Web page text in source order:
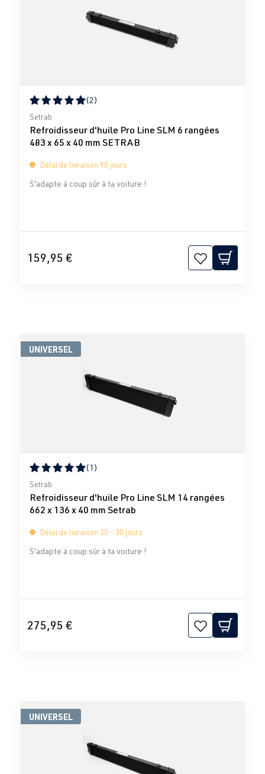
Note moyenne de 5 sur 5 étoiles
(2)
Setrab
Refroidisseur d'huile Pro Line SLM 6 rangées
483 x 65 x 40 mm SETRAB
Délai de livraison 90 jours
S'adapte à coup sûr à ta voiture !
159,95 €
UNIVERSEL
Note moyenne de 5 sur 5 étoiles
(1)
Setrab
Refroidisseur d'huile Pro Line SLM 14 rangées
662 x 136 x 40 mm Setrab
Délai de livraison 20 - 30 jours
S'adapte à coup sûr à ta voiture !
275,95 €
UNIVERSEL